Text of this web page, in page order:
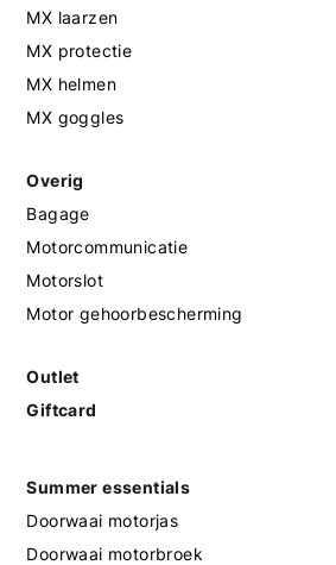
MX laarzen
MX protectie
MX helmen
MX goggles
Overig
Bagage
Motorcommunicatie
Motorslot
Motor gehoorbescherming
Outlet
Giftcard
Summer essentials
Doorwaai motorjas
Doorwaai motorbroek